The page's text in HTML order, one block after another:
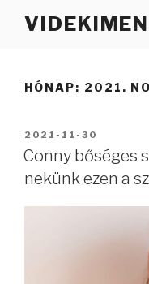
VIDEKIMEN
HÓNAP: 2021.
BEKÜLDVE:
2021-11-30
Conny bőséges
nekünk ezen a